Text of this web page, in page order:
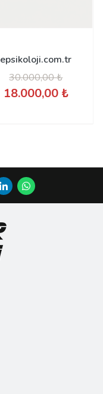
epsikoloji.com.tr
30.000,00 ₺
18.000,00 ₺